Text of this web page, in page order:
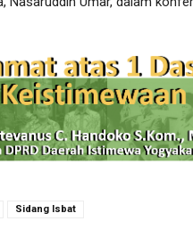
Sidang Isbat